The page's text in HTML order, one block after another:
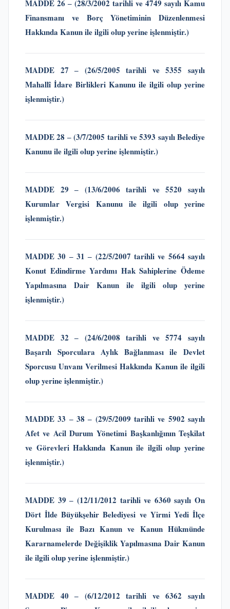
MADDE 26 ‒ (28/3/2002 tarihli ve 4749 sayılı Kamu
Finansmanı ve Borç Yönetiminin Düzenlenmesi
Hakkında Kanun ile ilgili olup yerine işlenmiştir.)
MADDE 27 ‒ (26/5/2005 tarihli ve 5355 sayılı
Mahallî İdare Birlikleri Kanunu ile ilgili olup yerine
işlenmiştir.)
MADDE 28 ‒(3/7/2005 tarihli ve 5393 sayılı Belediye
Kanunuile ilgili olup yerine işlenmiştir.)
MADDE 29 ‒ (13/6/2006 tarihli ve 5520 sayılı
Kurumlar Vergisi Kanunu ile ilgili olup yerine
işlenmiştir.)
MADDE 30 ‒ 31 ‒ (22/5/2007 tarihli ve 5664 sayılı
Konut Edindirme Yardımı Hak Sahiplerine Ödeme
Yapılmasına Dair Kanun
ile ilgili olup yerine
işlenmiştir.)
MADDE 32 ‒ (24/6/2008 tarihli ve 5774 sayılı
Başarılı Sporculara Aylık Bağlanması ile Devlet
Sporcusu Unvanı Verilmesi Hakkında Kanun ile ilgili
olup yerine işlenmiştir.)
MADDE 33 ‒ 38 ‒ (29/5/2009 tarihli ve 5902 sayılı
Afet ve Acil Durum Yönetimi Başkanlığının Teşkilat
ve Görevleri Hakkında Kanun ile ilgili olup yerine
işlenmiştir.)
MADDE 39 ‒ (12/11/2012 tarihli ve 6360 sayılı On
Dört İlde Büyükşehir Belediyesi ve Yirmi Yedi İlçe
Kurulması ile Bazı Kanun ve Kanun Hükmünde
Kararnamelerde Değişiklik Yapılmasına Dair Kanun
ile ilgili olup yerine işlenmiştir.)
MADDE 40 ‒ (6/12/2012 tarihli ve 6362 sayılı